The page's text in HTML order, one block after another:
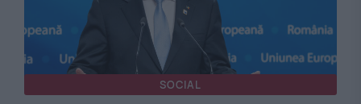
SOCIAL